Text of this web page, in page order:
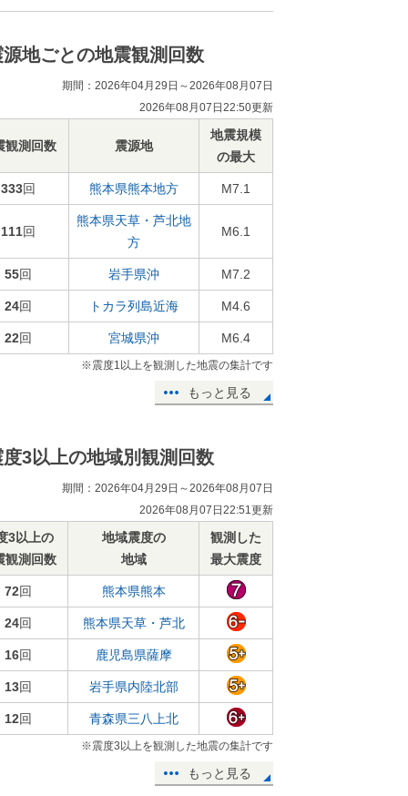
源地ごとの地震観測回数
期間：2026年04月29日～2026年08月07日
2026年08月07日22:50更新
観測回数 震源地
地震規模
の最大
333回 熊本県熊本地方 M7.1
111回
熊本県天草・芦北地
方
M6.1
55回 岩手県沖 M7.2
24回 トカラ列島近海 M4.6
22回 宮城県沖 M6.4
※震度1以上を観測した地震の集計です
もっと見る
度3以上の地域別観測回数
期間：2026年04月29日～2026年08月07日
2026年08月07日22:51更新
3以上の
観測回数
地域震度の
地域
観測した
最大震度
72回 熊本県熊本
24回 熊本県天草・芦北
16回 鹿児島県薩摩
13回 岩手県内陸北部
12回 青森県三八上北
※震度3以上を観測した地震の集計です
もっと見る